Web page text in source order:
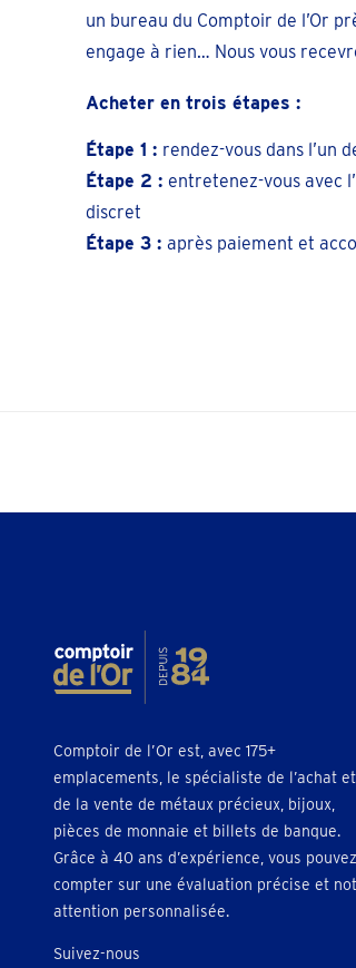
un bureau du Comptoir de l’Or
engage à rien… Nous vous
Acheter en trois étapes :
Étape 1 : rendez-vous dans l’un
Étape 2 : entretenez-vous avec
discret
Étape 3 : après paiement et
Comptoir de l’Or est, avec 175+
emplacements, le spécialiste de l’achat et
de la vente de métaux précieux, bijoux,
pièces de monnaie et billets de banque.
Grâce à 40 ans d’expérience, vous pouvez
compter sur une évaluation précise et
attention personnalisée.
Suivez-nous